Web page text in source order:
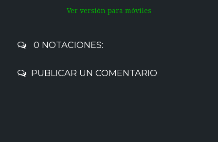
Ver versión para móviles
0 NOTACIONES:
PUBLICAR UN COMENTARIO